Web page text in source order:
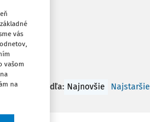
Zoradiť podľa: Najnovšie Najstaršie
vás
vašom
na